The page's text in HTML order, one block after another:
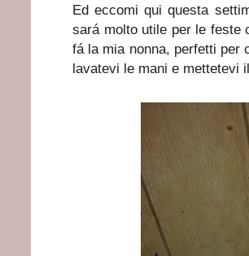
Ed eccomi qui questa
sará molto utile per le feste
fá la mia nonna, perfetti per
lavatevi le mani e mettetevi